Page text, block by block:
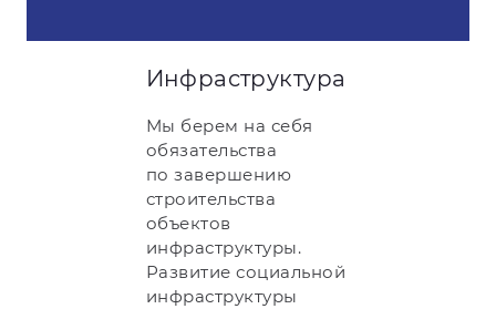
Инфраструктура
Мы берем на себя
обязательства
по завершению
строительства
объектов
инфраструктуры.
Развитие социальной
инфраструктуры